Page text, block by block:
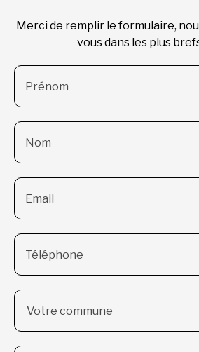
Merci de remplir le formulaire,
vous dans les plus
Prénom
Nom
Email
Téléphone
Votre commune